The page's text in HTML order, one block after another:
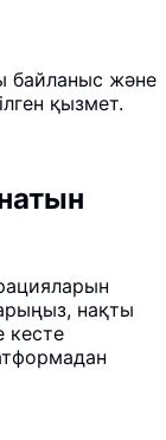
байланыс және
қызмет.
нақты
кесте